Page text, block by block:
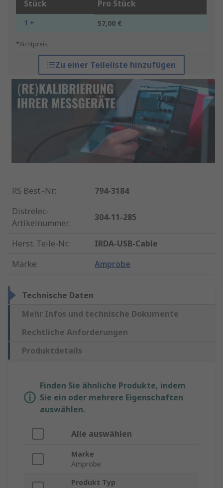
Stück Pro Stück
1 + 57,00 €
*Richtpreis
Zu einer Teileliste hinzufügen
RS Best.-Nr.:
794-3184
Distrelec-
Artikelnummer:
304-11-285
Herst. Teile-Nr.:
IRDA-USB-Cable
Marke: Amprobe
Technische Daten
Mehr Infos und technische Dokumente
Rechtliche Anforderungen
Produktdetails
Finden Sie ähnliche Produkte, indem
Sie ein oder mehrere Eigenschaften
auswählen.
Alle auswählen
Marke
Amprobe
Produkt Typ